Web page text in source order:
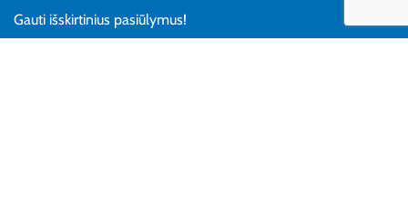
Gauti išskirtinius pasiūlymus!